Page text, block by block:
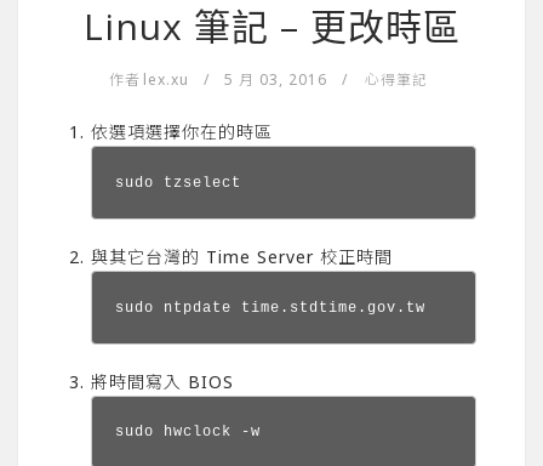
Linux 筆記 – 更改時區
作者 lex.xu / 5 月 03, 2016 / 心得筆記
依選項選擇你在的時區
sudo tzselect
與其它台灣的 Time Server 校正時間
sudo ntpdate time.stdtime.gov.tw
將時間寫入 BIOS
sudo hwclock -w